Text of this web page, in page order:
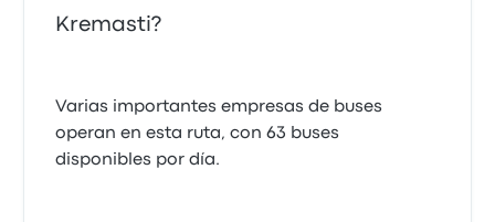
Kremasti?
Varias importantes empresas de buses
operan en esta ruta, con 63 buses
disponibles por día.